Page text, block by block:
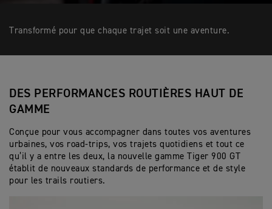
Transformé pour que chaque trajet soit une aventure.
DES PERFORMANCES ROUTIÈRES HAUT DE
GAMME
Conçue pour vous accompagner dans toutes vos aventures
urbaines, vos road-trips, vos trajets quotidiens et tout ce
qu’il y a entre les deux, la nouvelle gamme Tiger 900 GT
établit de nouveaux standards de performance et de style
pour les trails routiers.